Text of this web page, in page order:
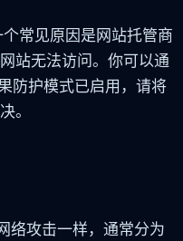
常见原因是网站托管商
站无法访问。你可以通
防护模式已启用，请将
。
络攻击一样，通常分为